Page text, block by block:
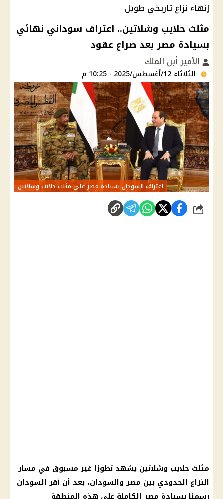
إنهاء نزاع تاريخي طويل
مثلث حلايب وشلاتين.. اعتراف سوداني نهائي
بسيادة مصر بعد صراع عقود
الأمير أبن الملك
الثلاثاء 12/أغسطس/2025 - 10:25 م
اعتراف السودان بسيادة مصر على مثلث حلايب وشلاتين
شارك
مثلث حلايب وشلاتين يشهد تطورًا غير مسبوق في مسار
النزاع الحدودي بين مصر والسودان، بعد أن أقر السودان
رسميًا بسيادة مصر الكاملة على هذه المنطقة